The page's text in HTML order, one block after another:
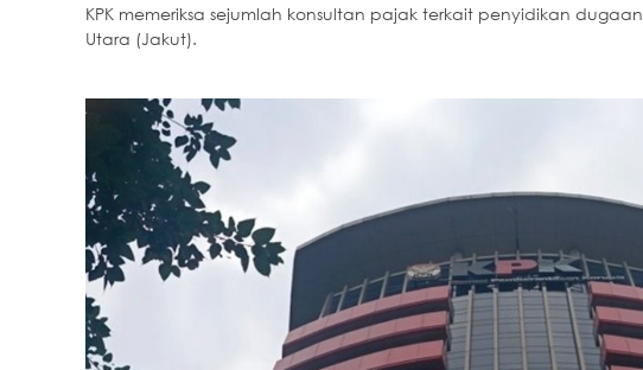
KPK memeriksa sejumlah konsultan pajak terkait penyidikan
Utara (Jakut).